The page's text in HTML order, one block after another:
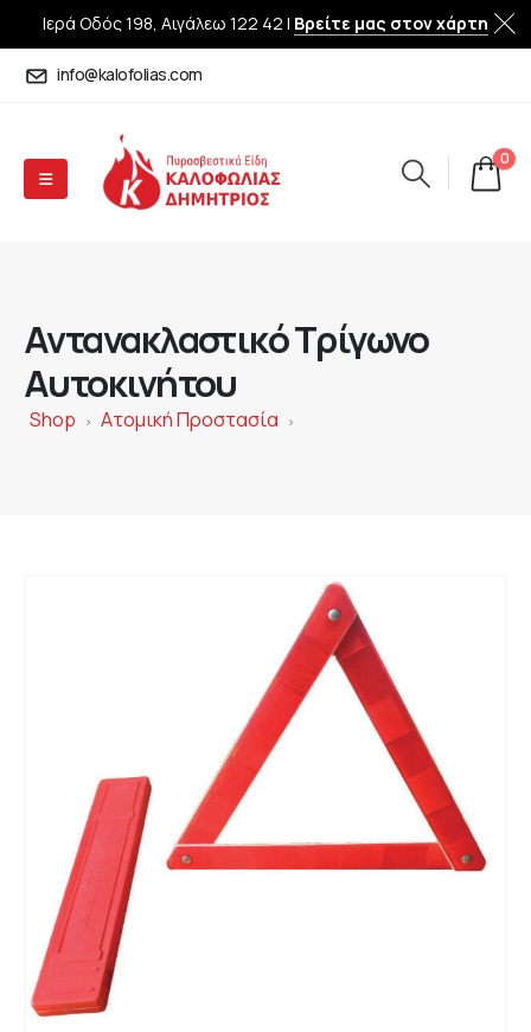
Ιερά Οδός 198, Αιγάλεω 122 42 | Βρείτε μας στον χάρτη
info@kalofolias.com
0
Αντανακλαστικό Τρίγωνο
Αυτοκινήτου
Shop > Ατομική Προστασία >